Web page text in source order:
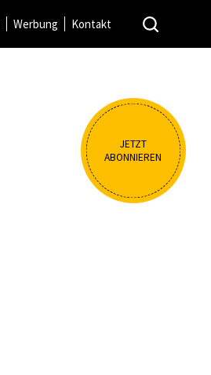
Werbung Kontakt
JETZT
ABONNIEREN